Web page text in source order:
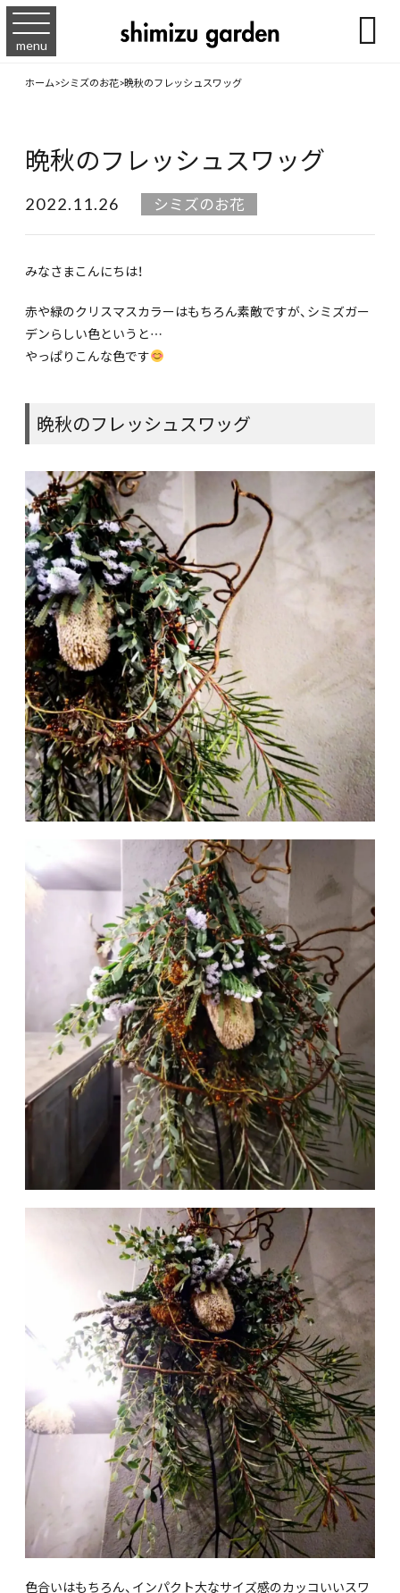
menu 
ホーム>シミズのお花>晩秋のフレッシュスワッグ
晩秋のフレッシュスワッグ
2022.11.26 シミズのお花
みなさまこんにちは！
赤や緑のクリスマスカラーはもちろん素敵ですが、シミズガー
デンらしい色というと…
やっぱりこんな色です
晩秋のフレッシュスワッグ
色合いはもちろん、インパクト大なサイズ感のカッコいいスワ